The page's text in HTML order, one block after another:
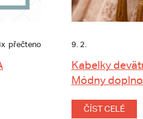
přečteno 9. 2.
Kabelky
Módny
ČÍST CELÉ